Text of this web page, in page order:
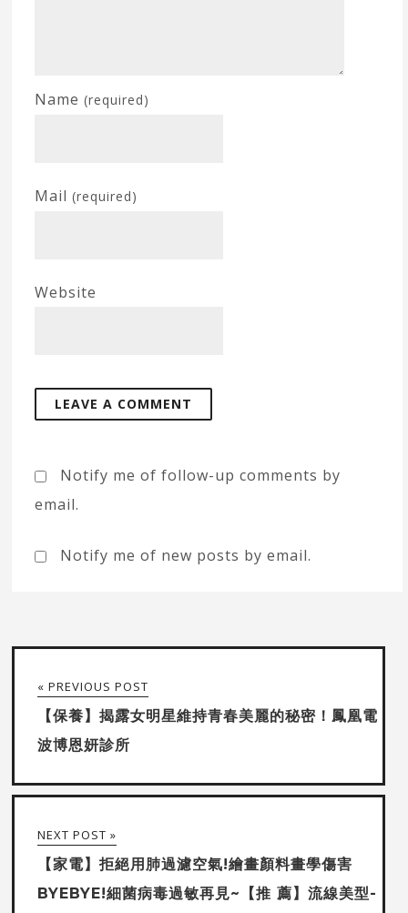
Name(required)
Mail(required)
Website
Notify me of follow-up comments by
email.
Notify me of new posts by email.
« PREVIOUS POST
【保養】揭露女明星維持青春美麗的秘密！鳳凰電
波博恩妍診所
NEXT POST »
【家電】拒絕用肺過濾空氣!繪畫顏料畫學傷害
BYEBYE!細菌病毒過敏再見~【推 薦】流線美型-